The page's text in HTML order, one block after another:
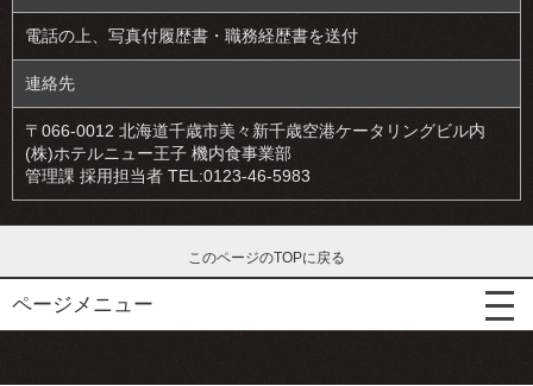
電話の上、写真付履歴書・職務経歴書を送付
連絡先
〒066-0012 北海道千歳市美々新千歳空港ケータリングビル内
(株)ホテルニュー王子 機内食事業部
管理課 採用担当者 TEL:0123-46-5983
このページのTOPに戻る
ページメニュー